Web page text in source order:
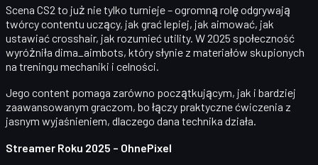
Scena CS2 to już nie tylko turnieje – ogromną rolę odgrywają
twórcy contentu uczący, jak grać lepiej, jak aimować, jak
ustawiać crosshair, jak rozumieć utility. W 2025 społeczność
wyróżniła dima_aimbots, który słynie z materiałów skupionych
na treningu mechaniki i celności.
Jego content pomaga zarówno początkującym, jak i bardziej
zaawansowanym graczom, bo łączy praktyczne ćwiczenia z
jasnym wyjaśnieniem, dlaczego dana technika działa.
Streamer Roku 2025 – OhnePixel